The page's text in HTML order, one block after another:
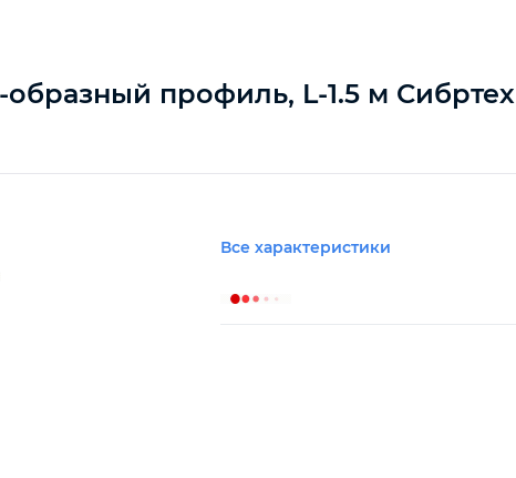
профиль, L-1.5 м Сибртех
Все характеристики